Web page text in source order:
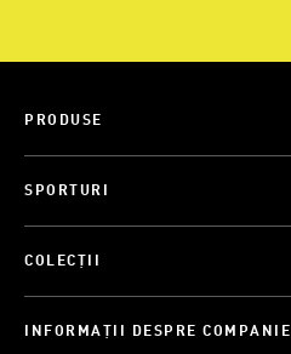
PRODUSE
SPORTURI
COLECȚII
INFORMAȚII DESPRE COMPANIE